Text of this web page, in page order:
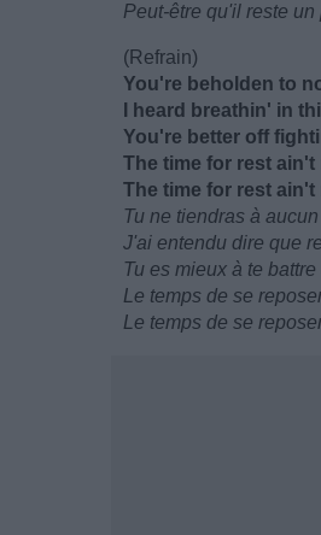
Peut-être qu'il reste
(Refrain)
You're beholden to
I heard breathin' in
You're better off
The time for rest ain't
The time for rest ain't
Tu ne tiendras à
J'ai entendu dire que
Tu es mieux à te
Le temps de se
Le temps de se